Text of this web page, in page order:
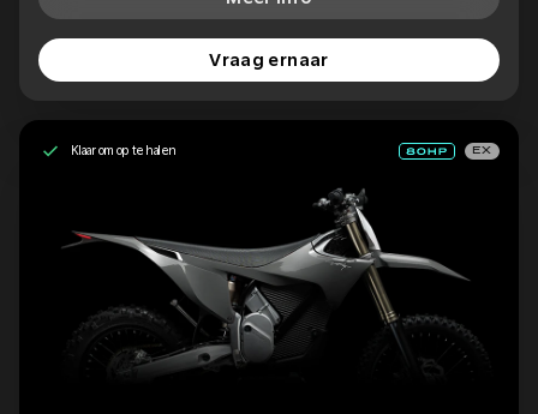
Vraag ernaar
Klaar om op te halen EX